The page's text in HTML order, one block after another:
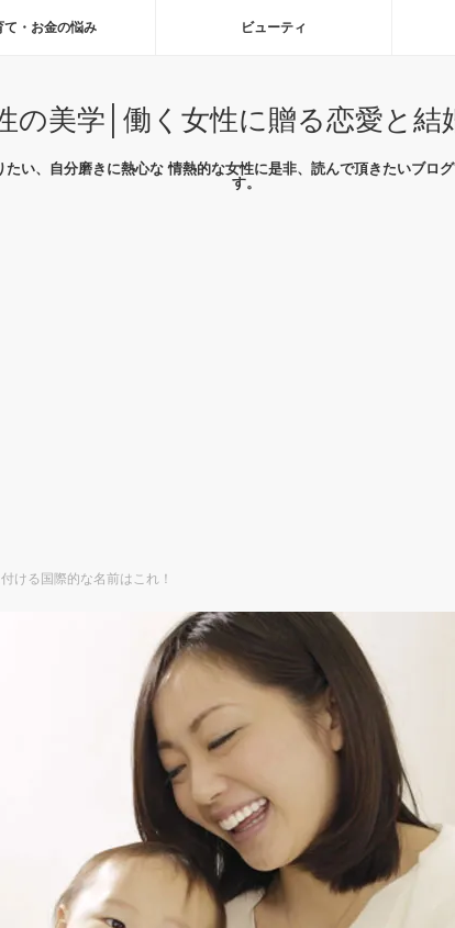
て・お金の悩み ビューティ
の美学│働く女性に贈る恋愛と結
い、自分磨きに熱心な 情熱的な女性に是非、読んで頂きたいブロ
す。
ける国際的な名前はこれ！